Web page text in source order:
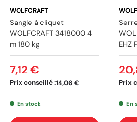
WOLFCRAFT
Sangle à cliquet
WOLFCRAFT 3418000 4
m 180 kg
Prix conseillé :14,06 €
7,12 €
En stock
EHZ
Prix
En